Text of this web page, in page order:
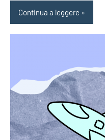
Continua a leggere